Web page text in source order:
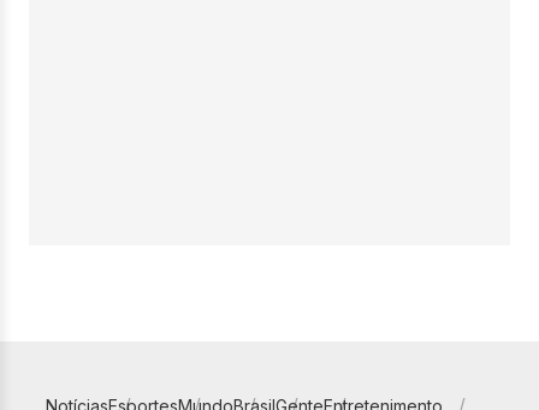
NotíciasEsportesMundoBrasilGenteEntretenimento